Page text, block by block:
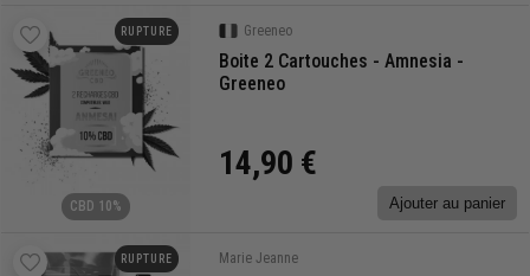
RUPTURE
CBD 10%
Greeneo
Boite 2 Cartouches - Amnesia -
Greeneo
14,90 €
Ajouter au panier
RUPTURE Marie Jeanne